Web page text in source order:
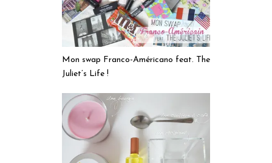
Mon swap Franco-Américano feat. The
Juliet’s Life !